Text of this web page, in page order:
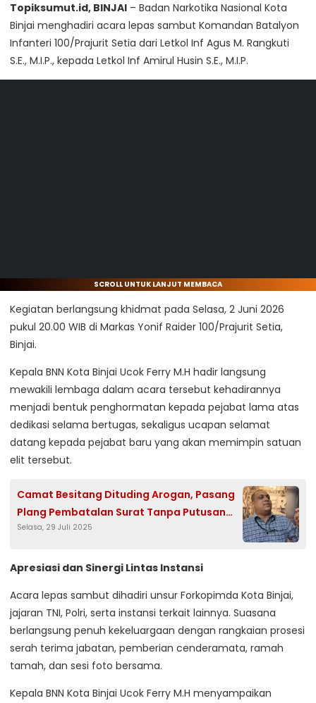
Topiksumut.id, BINJAI – Badan Narkotika Nasional Kota
Binjai menghadiri acara lepas sambut Komandan Batalyon
Infanteri 100/Prajurit Setia dari Letkol Inf Agus M. Rangkuti
S.E., M.I.P., kepada Letkol Inf Amirul Husin S.E., M.I.P.
SCROLL UNTUK LANJUT MEMBACA
Kegiatan berlangsung khidmat pada Selasa, 2 Juni 2026
pukul 20.00 WIB di Markas Yonif Raider 100/Prajurit Setia,
Binjai.
Kepala BNN Kota Binjai Ucok Ferry M.H hadir langsung
mewakili lembaga dalam acara tersebut kehadirannya
menjadi bentuk penghormatan kepada pejabat lama atas
dedikasi selama bertugas, sekaligus ucapan selamat
datang kepada pejabat baru yang akan memimpin satuan
elit tersebut.
Camat Besitang Dituding Arogan, Pasang
Plang Pembatalan Surat Tanpa Putusan
Pengadilan
Selasa, 29 Juli 2025
Apresiasi dan Sinergi Lintas Instansi
Acara lepas sambut dihadiri unsur Forkopimda Kota Binjai,
jajaran TNI, Polri, serta instansi terkait lainnya. Suasana
berlangsung penuh kekeluargaan dengan rangkaian prosesi
serah terima jabatan, pemberian cenderamata, ramah
tamah, dan sesi foto bersama.
Kepala BNN Kota Binjai Ucok Ferry M.H menyampaikan